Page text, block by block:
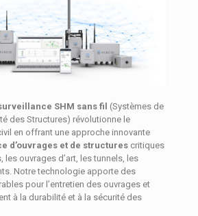
SHM sans fil (Systèmes de
des Structures) révolutionne le
en offrant une approche innovante
d’ouvrages et de structurescritiques
les ouvrages d’art, les tunnels, les
Notre technologie apporte des
pour l’entretien des ouvrages et
à la durabilité et à la sécurité des